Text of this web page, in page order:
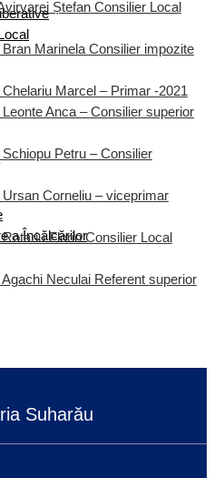
a Încălcărilor
Ștefan Consilier Local
Marinela Consilier impozite
Marcel – Primar -2021
Anca – Consilier superior
Petru – Consilier
Corneliu – viceprimar
Florin Consilier Local
Neculai Referent superior
Suharău